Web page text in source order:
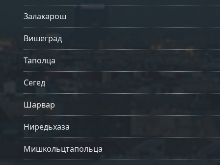
Залакарош
Вишеград
Таполца
Сегед
Шарвар
Ниредьхаза
Мишкольцтапольца